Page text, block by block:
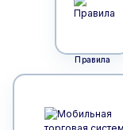
Правила